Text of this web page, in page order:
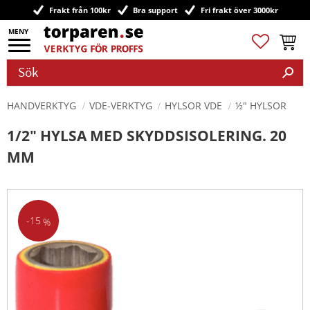
Meny
Frakt från 100kr Bra support Fri frakt över 3000kr
Favoriter
HANDVERKTYG VDE-VERKTYG HYLSOR VDE ½" HYLSOR
1/2" HYLSA MED SKYDDSISOLERING. 20
MM
15 %